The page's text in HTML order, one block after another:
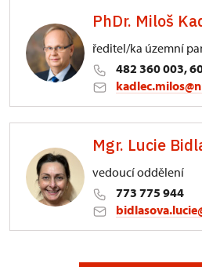
PhDr. Miloš
ředitel/ka územní
482 360 003,
3/, Sychrov 3
Mgr. Lucie
vedoucí oddělení
773 775 944